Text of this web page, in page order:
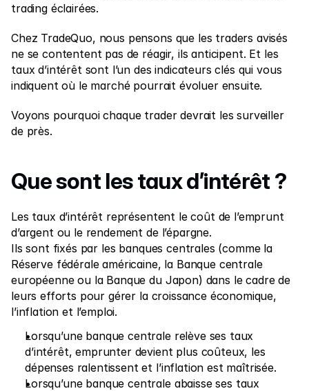
Entreprise
Introducing Brokers
FAQ
À propos de nous
Politique de confidentialité
Documents légaux
Formation
Blog
Investissement 101
Snaps
ConnexionouS’inscrire
trading éclairées.
Chez TradeQuo, nous pensons que les traders avisés
ne se contentent pas de réagir, ils anticipent. Et les
taux d’intérêt sont l’un des indicateurs clés qui vous
indiquent où le marché pourrait évoluer ensuite.
Voyons pourquoi chaque trader devrait les surveiller
de près.
Que sont les taux d’intérêt ?
Les taux d’intérêt représentent le coût de l’emprunt
d’argent ou le rendement de l’épargne.
Ils sont fixés par les banques centrales (comme la
Réserve fédérale américaine, la Banque centrale
européenne ou la Banque du Japon) dans le cadre de
leurs efforts pour gérer la croissance économique,
l’inflation et l’emploi.
Lorsqu’une banque centrale relève ses taux
d’intérêt, emprunter devient plus coûteux, les
dépenses ralentissent et l’inflation est maîtrisée.
Lorsqu’une banque centrale abaisse ses taux